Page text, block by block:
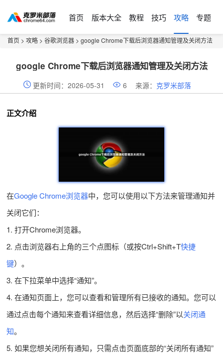
首页 版本大全 教程 技巧 攻略 专题
首页 > 攻略 > 谷歌浏览器 > google Chrome下载后浏览器通知管理及关闭方法
google Chrome下载后浏览器通知管理及关闭方法
更新时间：2026-05-31 6 来源： 克罗米部落
正文介绍
在Google Chrome浏览器中，您可以使用以下方法来管理通知并
关闭它们：
1. 打开Chrome浏览器。
2. 点击浏览器右上角的三个点图标（或按Ctrl+Shift+T快捷
键）。
3. 在下拉菜单中选择“通知”。
4. 在通知页面上，您可以查看和管理所有已接收的通知。您可以
通过点击每个通知来查看详细信息，然后选择“删除”以关闭通
知。
5. 如果您想关闭所有通知，只需点击页面底部的“关闭所有通知”